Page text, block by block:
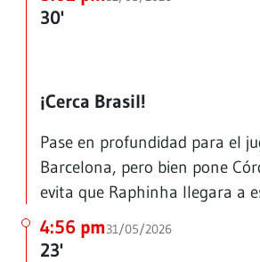
30'
¡Cerca Brasil!
Pase en profundidad para el
Barcelona, pero bien pone
evita que Raphinha llegara a
4:56 pm31/05/2026
23'